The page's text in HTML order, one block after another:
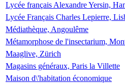
Lycée français Alexandre Yersin,
Lycée Français Charles Lepierre,
Médiathèque, Angoulême
Métamorphose de l'insectarium,
Maaglive, Zürich
Magasins généraux, Paris la Villette
Maison d\'habitation économique